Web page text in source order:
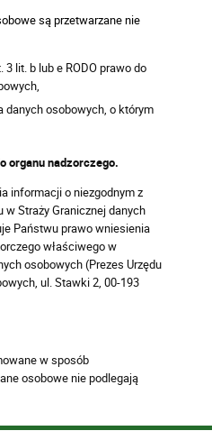
są przetwarzane nie
lit. b lub e RODO prawo do
danych osobowych, o którym
organu nadzorczego.
informacji o niezgodnym z
w Straży Granicznej danych
Państwu prawo wniesienia
właściwego w
osobowych (Prezes Urzędu
ul. Stawki 2, 00-193
w sposób
osobowe nie podlegają